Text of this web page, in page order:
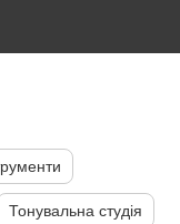
Тонувальна студія